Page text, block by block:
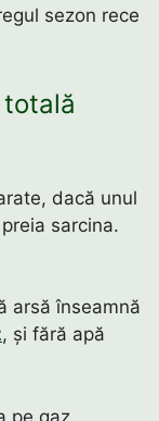
sezon rece
dacă unul
sarcina.
arsă înseamnă
, și fără apă
pe gaz